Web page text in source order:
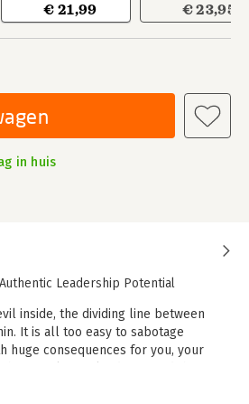
€ 21,99 € 23,95
in huis
Leadership Potential
inside, the dividing line between
It is all too easy to sabotage
huge consequences for you, your